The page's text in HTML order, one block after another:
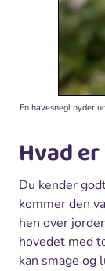
En havesnegl nyder
Hvad
Du kender
kommer den
hen over
hovedet med
kan smage og